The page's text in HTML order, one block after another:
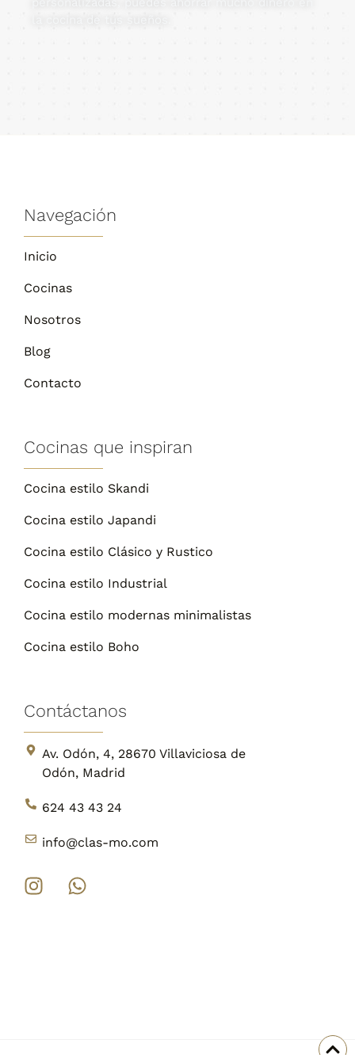
Navegación
Inicio
Cocinas
Nosotros
Blog
Contacto
Cocinas que inspiran
Cocina estilo Skandi
Cocina estilo Japandi
Cocina estilo Clásico y Rustico
Cocina estilo Industrial
Cocina estilo modernas minimalistas
Cocina estilo Boho
Contáctanos
Av. Odón, 4, 28670 Villaviciosa de
Odón, Madrid
624 43 43 24
info@clas-mo.com